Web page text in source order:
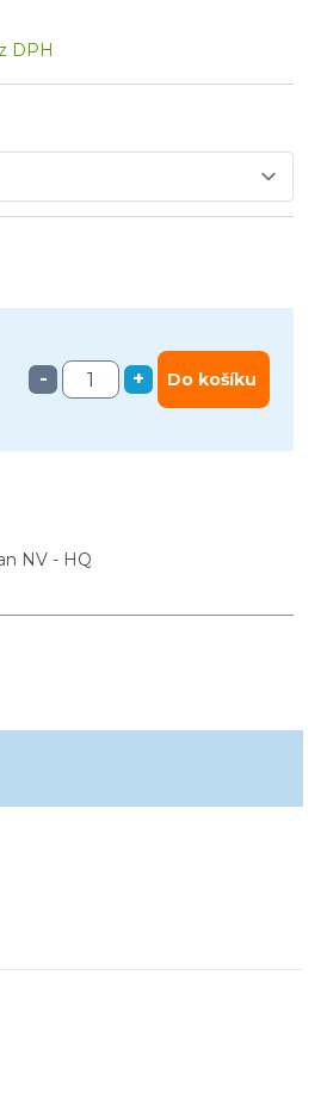
- + Do košíku
DPH
NV - HQ